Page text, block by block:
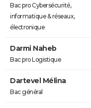
Bac pro Cybersécurité,
informatique & réseaux,
électronique
Darmi Naheb
Bac pro Logistique
Dartevel Mélina
Bac général